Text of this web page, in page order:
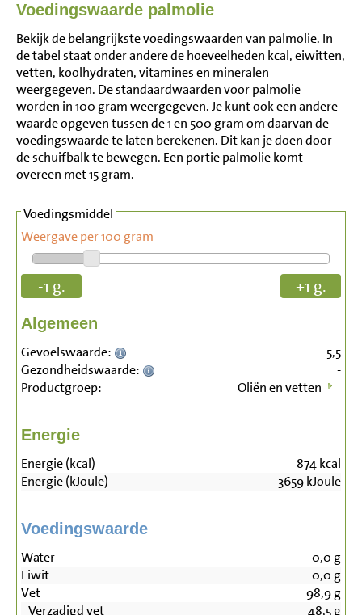
Voedingswaarde palmolie
Bekijk de belangrijkste voedingswaarden van palmolie. In
de tabel staat onder andere de hoeveelheden kcal, eiwitten,
vetten, koolhydraten, vitamines en mineralen
weergegeven. De standaardwaarden voor palmolie
worden in 100 gram weergegeven. Je kunt ook een andere
waarde opgeven tussen de 1 en 500 gram om daarvan de
voedingswaarde te laten berekenen. Dit kan je doen door
de schuifbalk te bewegen. Een portie palmolie komt
overeen met 15 gram.
Voedingsmiddel
Weergave per 100 gram
-1 g. +1 g.
Algemeen
Gevoelswaarde:
5,5
Gezondheidswaarde:
-
Productgroep:
Oliën en vetten
Energie
Energie (kcal) 874kcal
Energie (kJoule)
3659kJoule
Voedingswaarde
Water 0,0 g
Eiwit
0,0 g
Vet
98,9g
Verzadigd vet
48,5g